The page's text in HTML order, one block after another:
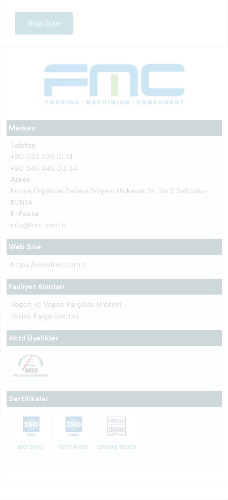
Merkez
Telefon
+90 332 239 01 51
+90 546 442 33 34
Adres
Konya Organize Sanayi Bölgesi Ulukavak Sk. No:5 Selçuklu-
KONYA
E-Posta
info@fmc.com.tr
Web Site
https://www.fmc.com.tr
Faaliyet Alanları
Vagon ve Vagon Parçaları Üretimi
Yedek Parça Üretimi
Aktif Üyelikler
Sertifikalar
ISO 9001 ISO 14001 OHSAS 18001
Bilgi İste